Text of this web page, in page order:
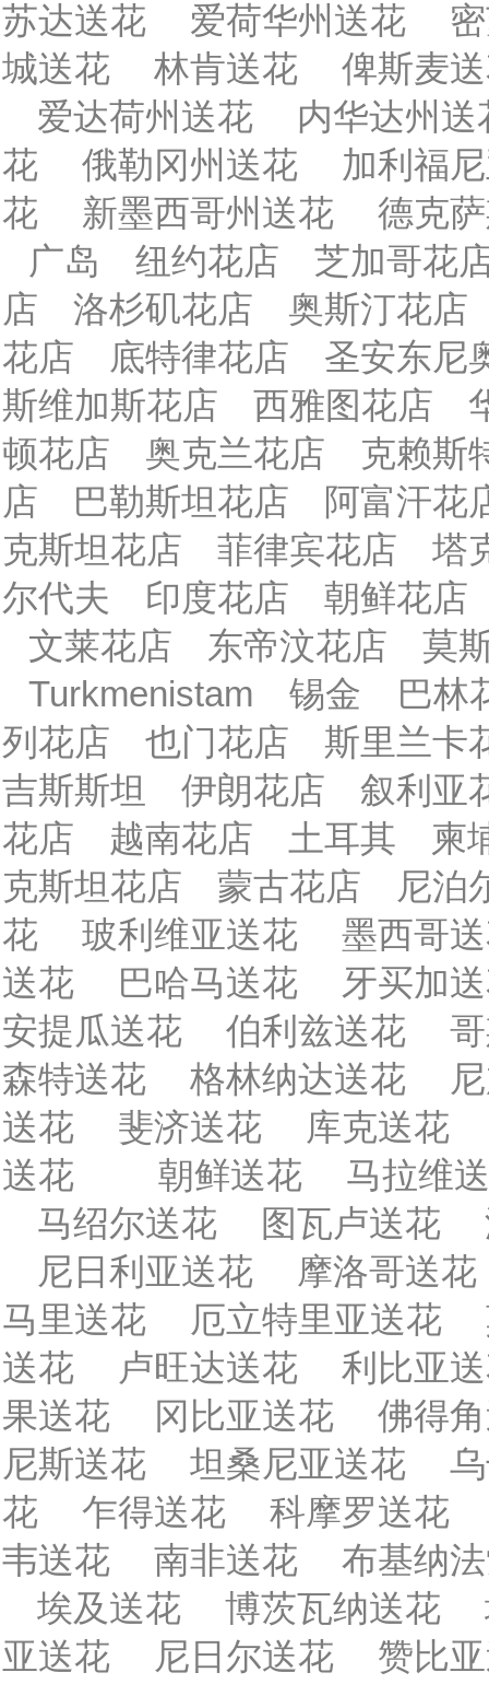
苏达送花 爱荷华州送花
城送花
林肯送花
俾斯麦
爱达荷州送花
内华达州送
花
俄勒冈州送花
加利福
花
新墨西哥州送花
德克
广岛
纽约花店
芝加哥花
店
洛杉矶花店
奥斯汀花店
花店
底特律花店
圣安东尼
斯维加斯花店
西雅图花店
顿花店
奥克兰花店
克赖斯
店
巴勒斯坦花店
阿富汗花
克斯坦花店
菲律宾花店
塔
尔代夫
印度花店
朝鲜花店
文莱花店
东帝汶花店
莫
Turkmenistam
锡金
巴林
列花店
也门花店
斯里兰卡
吉斯斯坦
伊朗花店
叙利亚
花店
越南花店 土耳其
柬
克斯坦花店
蒙古花店
尼泊
花
玻利维亚送花
墨西哥
送花
巴哈马送花
牙买加
安提瓜送花
伯利兹送花
森特送花
格林纳达送花
送花
斐济送花
库克送花
送花
朝鲜送花
马拉维
马绍尔送花
图瓦卢送花
尼日利亚送花
摩洛哥送花
马里送花
厄立特里亚送花
送花
卢旺达送花
利比亚
果送花
冈比亚送花
佛得
尼斯送花
坦桑尼亚送花
花
乍得送花
科摩罗送花
韦送花
南非送花
布基纳
埃及送花
博茨瓦纳送花
亚送花
尼日尔送花
赞比